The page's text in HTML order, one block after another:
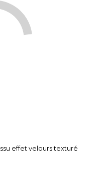
effet velours texturé